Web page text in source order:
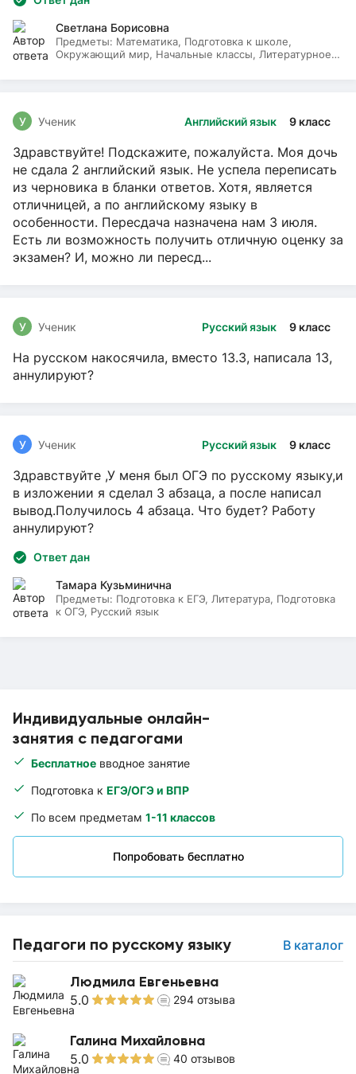
Индивидуальные онлайн-
занятия с педагогами
Бесплатное вводное занятие
Подготовка к ЕГЭ/ОГЭ и ВПР
По всем предметам 1-11 классов
Попробовать бесплатно
Педагоги по русскому языку В каталог
Людмила Евгеньевна
5.0 294 отзыва
Галина Михайловна
5.0 40 отзывов
Светлана Борисовна
Предметы: Математика, Подготовка к школе,
Окружающий мир, Начальные классы, Литературное
Английский язык 9 класс
У Ученик
Здравствуйте! Подскажите, пожалуйста. Моя дочь
не сдала 2 английский язык. Не успела переписать
из черновика в бланки ответов. Хотя, является
отличницей, а по английскому языку в
особенности. Пересдача назначена нам 3 июля.
Есть ли возможность получить отличную оценку за
экзамен? И, можно ли пересд...
Русский язык 9 класс
У Ученик
На русском накосячила, вместо 13.3, написала 13,
аннулируют?
Русский язык 9 класс
У Ученик
Здравствуйте ,У меня был ОГЭ по русскому языку,и
в изложении я сделал 3 абзаца, а после написал
вывод.Получилось 4 абзаца. Что будет? Работу
аннулируют?
Ответ дан
Тамара Кузьминична
Предметы: Подготовка к ЕГЭ, Литература, Подготовка
к ОГЭ, Русский язык